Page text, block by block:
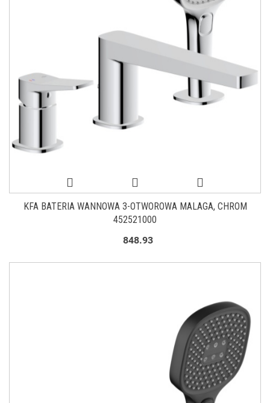
KFA BATERIA WANNOWA 3-OTWOROWA MALAGA, CHROM
452521000
848.93